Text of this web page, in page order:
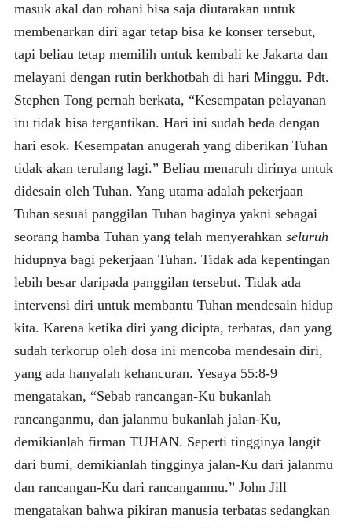
masuk akal dan rohani bisa saja diutarakan untuk
membenarkan diri agar tetap bisa ke konser tersebut,
tapi beliau tetap memilih untuk kembali ke Jakarta dan
melayani dengan rutin berkhotbah di hari Minggu. Pdt.
Stephen Tong pernah berkata, “Kesempatan pelayanan
itu tidak bisa tergantikan. Hari ini sudah beda dengan
hari esok. Kesempatan anugerah yang diberikan Tuhan
tidak akan terulang lagi.” Beliau menaruh dirinya untuk
didesain oleh Tuhan. Yang utama adalah pekerjaan
Tuhan sesuai panggilan Tuhan baginya yakni sebagai
seorang hamba Tuhan yang telah menyerahkan seluruh
hidupnya bagi pekerjaan Tuhan. Tidak ada kepentingan
lebih besar daripada panggilan tersebut. Tidak ada
intervensi diri untuk membantu Tuhan mendesain hidup
kita. Karena ketika diri yang dicipta, terbatas, dan yang
sudah terkorup oleh dosa ini mencoba mendesain diri,
yang ada hanyalah kehancuran. Yesaya 55:8-9
mengatakan, “Sebab rancangan-Ku bukanlah
rancanganmu, dan jalanmu bukanlah jalan-Ku,
demikianlah firman TUHAN. Seperti tingginya langit
dari bumi, demikianlah tingginya jalan-Ku dari jalanmu
dan rancangan-Ku dari rancanganmu.” John Jill
mengatakan bahwa pikiran manusia terbatas sedangkan